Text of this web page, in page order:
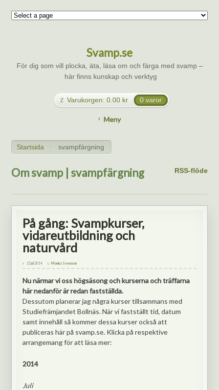
Svamp.se
För dig som vill plocka, äta, läsa om och färga med svamp –
här finns kunskap och verktyg
Varukorgen: 0.00 kr 0 varor
Meny
Startsida > svampfärgning
Om svamp | svampfärgning RSS-flöde
På gång: Svampkurser,
vidareutbildning och
naturvård
22 juli 2014 Monica Svensson
Nu närmar vi oss högsäsong och kurserna och träffarna
här nedanför är redan fastställda.
Dessutom planerar jag några kurser tillsammans med
Studiefrämjandet Bollnäs. När vi fastställt tid, datum
samt innehåll så kommer dessa kurser också att
publiceras här på svamp.se. Klicka på respektive
arrangemang för att läsa mer:
2014
Juli